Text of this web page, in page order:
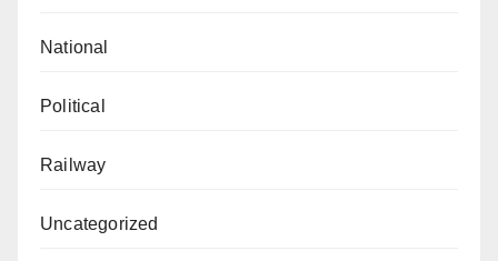
National
Political
Railway
Uncategorized